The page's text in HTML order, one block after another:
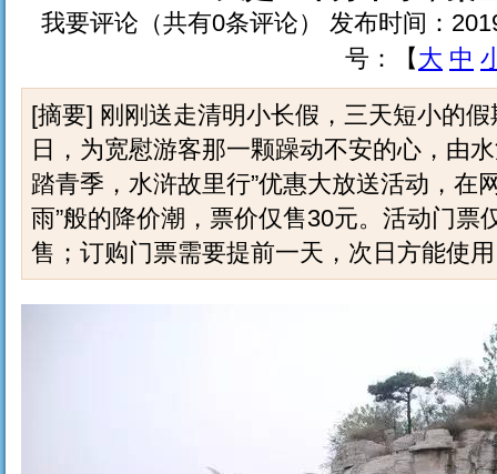
我要评论（共有0条评论） 发布时间：
号：【大 中
[摘要] 刚刚送走清明小长假，三天短小的
日，为宽慰游客那一颗躁动不安的心，由
踏青季，水浒故里行”优惠大放送活动，在
雨”般的降价潮，票价仅售30元。活动门票
售；订购门票需要提前一天，次日方能使